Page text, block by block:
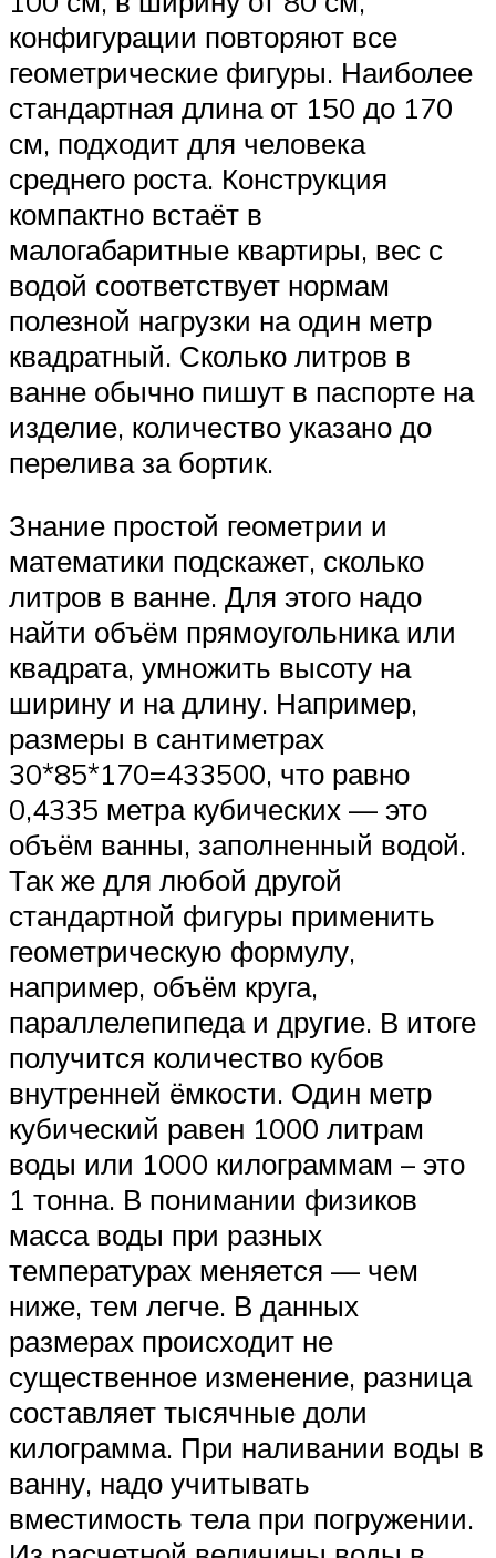
конфигурации повторяют все
геометрические фигуры. Наиболее
стандартная длина от 150 до 170
см, подходит для человека
среднего роста. Конструкция
компактно встаёт в
малогабаритные квартиры, вес с
водой соответствует нормам
полезной нагрузки на один метр
квадратный. Сколько литров в
ванне обычно пишут в паспорте на
изделие, количество указано до
перелива за бортик.
Знание простой геометрии и
математики подскажет, сколько
литров в ванне. Для этого надо
найти объём прямоугольника или
квадрата, умножить высоту на
ширину и на длину. Например,
размеры в сантиметрах
30*85*170=433500, что равно
0,4335 метра кубических — это
объём ванны, заполненный водой.
Так же для любой другой
стандартной фигуры применить
геометрическую формулу,
например, объём круга,
параллелепипеда и другие. В итоге
получится количество кубов
внутренней ёмкости. Один метр
кубический равен 1000 литрам
воды или 1000 килограммам – это
1 тонна. В понимании физиков
масса воды при разных
температурах меняется — чем
ниже, тем легче. В данных
размерах происходит не
существенное изменение, разница
составляет тысячные доли
килограмма. При наливании воды в
ванну, надо учитывать
вместимость тела при погружении.